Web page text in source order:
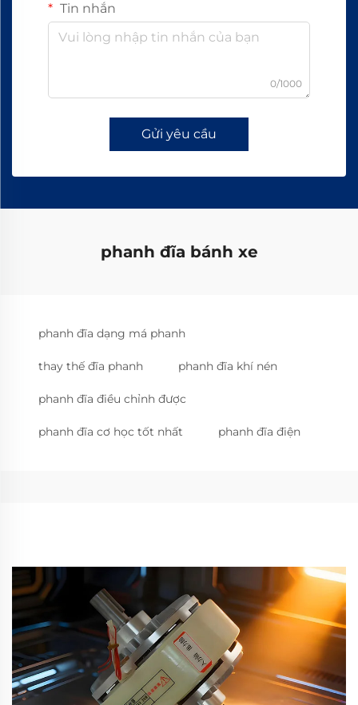
Tin nhắn
0/1000
Gửi yêu cầu
phanh đĩa bánh xe
phanh đĩa dạng má phanh
thay thế đĩa phanh phanh đĩa khí nén
phanh đĩa điều chỉnh được
phanh đĩa cơ học tốt nhất phanh đĩa điện